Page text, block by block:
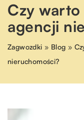
Czy warto
agencji
Zagwozdki » Blog »
nieruchomości?